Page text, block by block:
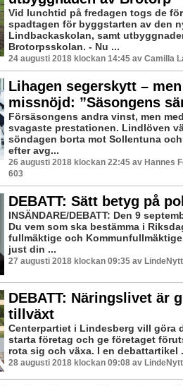
Vid lunchtid på fredagen togs de
spadtagen för byggstarten av den
Lindbackaskolan, samt
Brotorpsskolan. - Nu ...
24 augusti 2018 klockan 14:45 av Camilla
Lihagen segerskytt –
missnöjd: ”Säsongens
Försäsongens andra vinst, men
svagaste prestationen. Lindlöven
söndagen borta mot Sollentuna
efter avg...
26 augusti 2018 klockan 22:45 av Hannes
603
DEBATT: Sätt betyg på
INSÄNDARE/DEBATT: Den 9
Du vem som ska bestämma i
fullmäktige och
just din ...
27 augusti 2018 klockan 09:35 av
DEBATT: Näringslivet är
tillväxt
Centerpartiet i Lindesberg vill göra
starta företag och ge företaget
rota sig och växa. I en debattartikel
28 augusti 2018 klockan 09:08 av